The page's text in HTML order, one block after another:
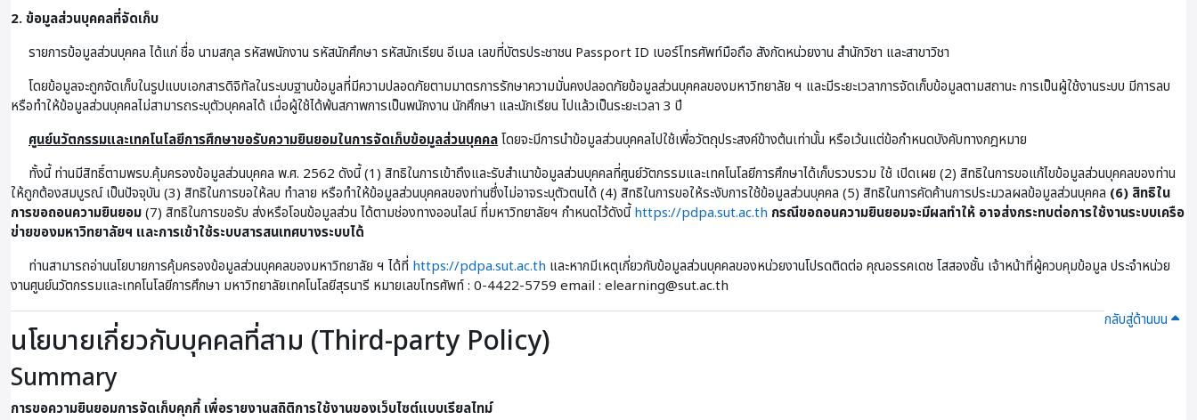
2. ข้อมูลส่วนบุคคลที่จัดเก็บ
รายการข้อมูลส่วนบุคคล ได้แก่ ชื่อ นามสกุล รหัสพนักงาน รหัสนักศึกษา รหัสนักเรียน อีเมล เลขที่บัตรประชาชน Passport ID เบอร์โทรศัพท์มือถือ สังกัดหน่วยงาน สำนักวิชา และสาขาวิชา
โดยข้อมูลจะถูกจัดเก็บในรูปแบบเอกสารดิจิทัลในระบบฐานข้อมูลที่มีความปลอดภัยตามมาตรการรักษาความมั่นคงปลอดภัยข้อมูลส่วนบุคคลของมหาวิทยาลัย ฯ และมีระยะเวลาการจัดเก็บข้อมูลตามสถานะ การเป็นผู้ใช้งานระบบ มีการลบ
หรือทำให้ข้อมูลส่วนบุคคลไม่สามารถระบุตัวบุคคลได้ เมื่อผู้ใช้ได้พ้นสภาพการเป็นพนักงาน นักศึกษา และนักเรียน ไปแล้วเป็นระยะเวลา 3 ปี
ศูนย์นวัตกรรมและเทคโนโลยีการศึกษาขอรับความยินยอมในการจัดเก็บข้อมูลส่วนบุคคลโดยจะมีการนำข้อมูลส่วนบุคคลไปใช้เพื่อวัตถุประสงค์ข้างต้นเท่านั้น หรือเว้นแต่ข้อกำหนดบังคับทางกฎหมาย
ทั้งนี้ ท่านมีสิทธิ์ตามพรบ.คุ้มครองข้อมูลส่วนบุคคล พ.ศ. 2562 ดังนี้ (1) สิทธิในการเข้าถึงและรับสำเนาข้อมูลส่วนบุคคลที่ศูนย์วัตกรรมและเทคโนโลยีการศึกษาได้เก็บรวบรวม ใช้ เปิดเผย (2) สิทธิในการขอแก้ไขข้อมูลส่วนบุคคลของท่าน
ให้ถูกต้องสมบูรณ์ เป็นปัจจุบัน (3) สิทธิในการขอให้ลบ ทำลาย หรือทำให้ข้อมูลส่วนบุคคลของท่านซึ่งไม่อาจระบุตัวตนได้ (4) สิทธิในการขอให้ระงับการใช้ข้อมูลส่วนบุคคล (5) สิทธิในการคัดค้านการประมวลผลข้อมูลส่วนบุคคล (6) สิทธิใน
การขอถอนความยินยอม(7) สิทธิในการขอรับ ส่งหรือโอนข้อมูลส่วน ได้ตามช่องทางออนไลน์ ที่มหาวิทยาลัยฯ กำหนดไว้ดังนี้ https://pdpa.sut.ac.th กรณีขอถอนความยินยอมจะมีผลทำให้ อาจส่งกระทบต่อการใช้งานระบบเครือ
ข่ายของมหาวิทยาลัยฯ และการเข้าใช้ระบบสารสนเทศบางระบบได้
ท่านสามารถอ่านนโยบายการคุ้มครองข้อมูลส่วนบุคคลของมหาวิทยาลัย ฯ ได้ที่ https://pdpa.sut.ac.th และหากมีเหตุเกี่ยวกับข้อมูลส่วนบุคคลของหน่วยงานโปรดติดต่อ คุณอรรคเดช โสสองชั้น เจ้าหน้าที่ผู้ควบคุมข้อมูล ประจําหน่วย
งานศูนย์นวัตกรรมและเทคโนโลยีการศึกษา มหาวิทยาลัยเทคโนโลยีสุรนารี หมายเลขโทรศัพท์ : 0-4422-5759 email : elearning@sut.ac.th
กลับสู่ด้านบน
นโยบายเกี่ยวกับบุคคลที่สาม (Third-party Policy)
Summary
การขอความยินยอมการจัดเก็บคุกกี้ เพื่อรายงานสถิติการใช้งานของเว็บไซต์แบบเรียลไทม์